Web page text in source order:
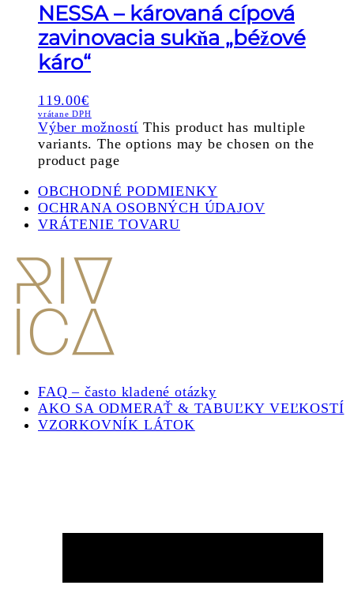
NESSA – károvaná cípová
zavinovacia sukňa „béžové
káro“
119.00€
vrátane DPH
Výber možností This product has multiple
variants. The options may be chosen on the
product page
OBCHODNÉ PODMIENKY
OCHRANA OSOBNÝCH ÚDAJOV
VRÁTENIE TOVARU
FAQ – často kladené otázky
AKO SA ODMERAŤ & TABUĽKY VEĽKOSTÍ
VZORKOVNÍK LÁTOK